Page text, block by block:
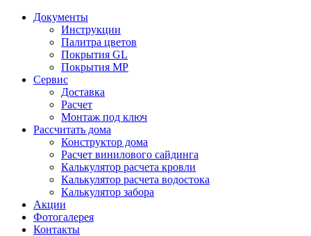
Документы
Инструкции
Палитра цветов
Покрытия GL
Покрытия MP
Сервис
Доставка
Расчет
Монтаж под ключ
Рассчитать дома
Конструктор дома
Расчет винилового сайдинга
Калькулятор расчета кровли
Калькулятор расчета водостока
Калькулятор забора
Акции
Фотогалерея
Контакты